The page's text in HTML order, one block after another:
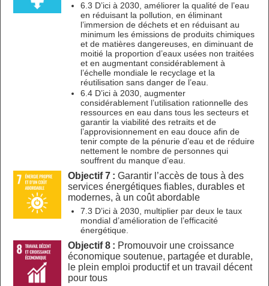
6.3 D’ici à 2030, améliorer la qualité de l’eau
en réduisant la pollution, en éliminant
l’immersion de déchets et en réduisant au
minimum les émissions de produits chimiques
et de matières dangereuses, en diminuant de
moitié la proportion d’eaux usées non traitées
et en augmentant considérablement à
l’échelle mondiale le recyclage et la
réutilisation sans danger de l’eau.
6.4 D’ici à 2030, augmenter
considérablement l’utilisation rationnelle des
ressources en eau dans tous les secteurs et
garantir la viabilité des retraits et de
l’approvisionnement en eau douce afin de
tenir compte de la pénurie d’eau et de réduire
nettement le nombre de personnes qui
souffrent du manque d’eau.
Objectif 7 : Garantir l’accès de tous à des
services énergétiques fiables, durables et
modernes, à un coût abordable
7.3 D’ici à 2030, multiplier par deux le taux
mondial d’amélioration de l’efficacité
énergétique.
Objectif 8 : Promouvoir une croissance
économique soutenue, partagée et durable,
le plein emploi productif et un travail décent
pour tous